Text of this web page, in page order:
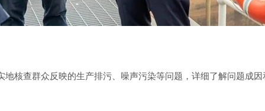
核查群众反映的生产排污、噪声污染等问题，详细了解问题成